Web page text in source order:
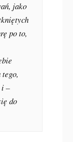
jako
po to,
tego,
–
do